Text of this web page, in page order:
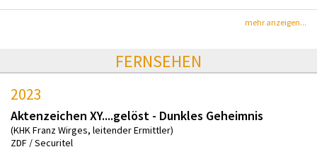
mehr anzeigen...
FERNSEHEN
2023
Aktenzeichen XY....gelöst - Dunkles Geheimnis
(KHK Franz Wirges, leitender Ermittler)
ZDF / Securitel